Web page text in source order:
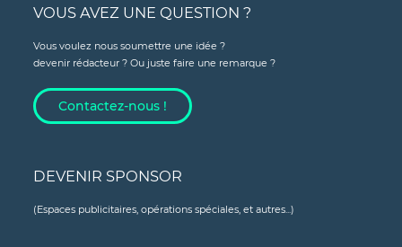
VOUS AVEZ UNE QUESTION ?
Vous voulez nous soumettre une idée ?
devenir rédacteur ? Ou juste faire une remarque ?
Contactez-nous !
DEVENIR SPONSOR
(Espaces publicitaires, opérations spéciales, et autres...)